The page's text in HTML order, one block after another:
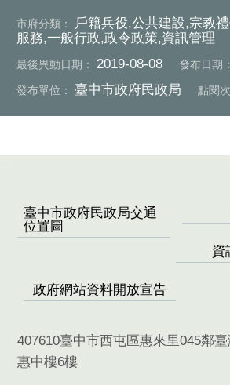
市府分類：
戶籍兵役,公共建設,宗教
服務,一般行政,政令政策,資訊管理
最後異動日期： 2019-08-08 發布日期：
發布單位： 臺中市政府民政局 點閱
臺中市政府民政局交通
位置圖
資
政府網站資料開放宣告
407610臺中市西屯區惠來里045鄰
惠中樓6樓